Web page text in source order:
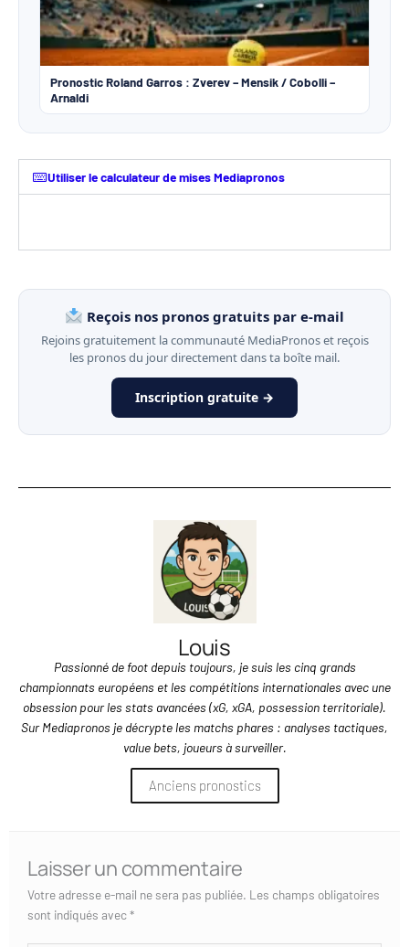
Pronostic Roland Garros : Zverev – Mensik / Cobolli –
Arnaldi
Utiliser le calculateur de mises Mediapronos
Reçois nos pronos gratuits par e-mail
Rejoins gratuitement la communauté MediaPronos et reçois
les pronos du jour directement dans ta boîte mail.
Inscription gratuite →
Louis
Passionné de foot depuis toujours, je suis les cinq grands
championnats européens et les compétitions internationales avec une
obsession pour les stats avancées (xG, xGA, possession territoriale).
Sur Mediapronos je décrypte les matchs phares : analyses tactiques,
value bets, joueurs à surveiller.
Anciens pronostics
Laisser un commentaire
Votre adresse e-mail ne sera pas publiée. Les champs obligatoires
sont indiqués avec*